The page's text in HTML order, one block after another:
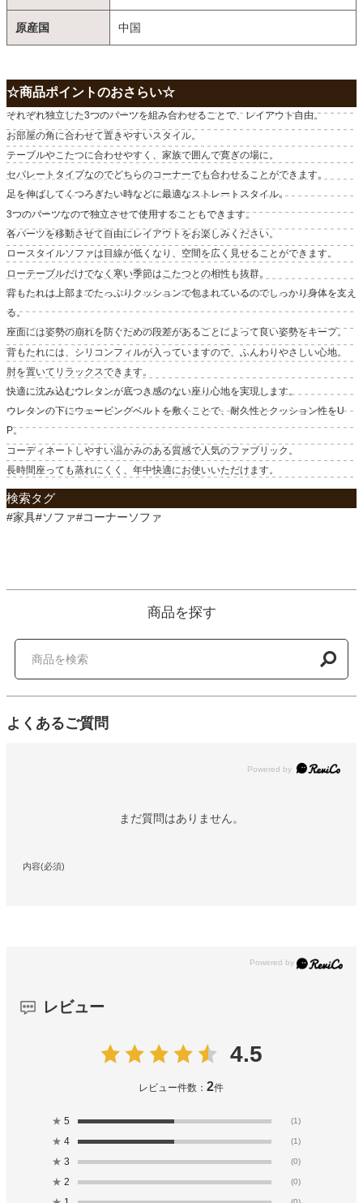
原産国 中国
☆商品ポイントのおさらい☆
それぞれ独立した3つのパーツを組み合わせることで、レイアウト自由。
お部屋の角に合わせて置きやすいスタイル。
テーブルやこたつに合わせやすく、家族で囲んで寛ぎの場に。
セパレートタイプなのでどちらのコーナーでも合わせることができます。
足を伸ばしてくつろぎたい時などに最適なストレートスタイル。
3つのパーツなので独立させて使用することもできます。
各パーツを移動させて自由にレイアウトをお楽しみください。
ロースタイルソファは目線が低くなり、空間を広く見せることができます。
ローテーブルだけでなく寒い季節はこたつとの相性も抜群。
背もたれは上部までたっぷりクッションで包まれているのでしっかり身体を支え
る。
座面には姿勢の崩れを防ぐための段差があることによって良い姿勢をキープ。
背もたれには、シリコンフィルが入っていますので、ふんわりやさしい心地。
肘を置いてリラックスできます。
快適に沈み込むウレタンが底つき感のない座り心地を実現します。
ウレタンの下にウェービングベルトを敷くことで、耐久性とクッション性をU
P。
コーディネートしやすい温かみのある質感で人気のファブリック。
長時間座っても蒸れにくく、年中快適にお使いいただけます。
検索タグ
#家具#ソファ#コーナーソファ
商品を探す
よくあるご質問
Powered by
まだ質問はありません。
内容(必須)
レビュー
4.5
レビュー件数：2件
★ 5 (1)
★ 4 (1)
★ 3 (0)
★ 2 (0)